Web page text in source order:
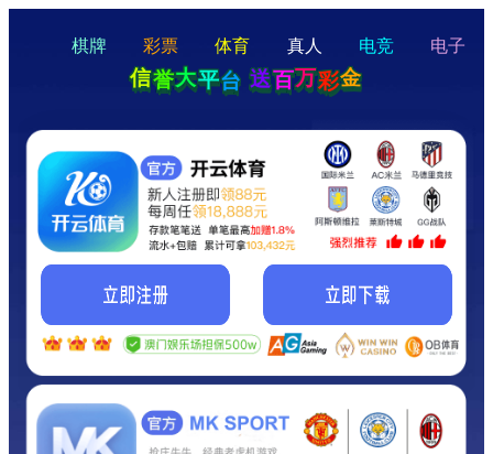
hello
Hey Guys!